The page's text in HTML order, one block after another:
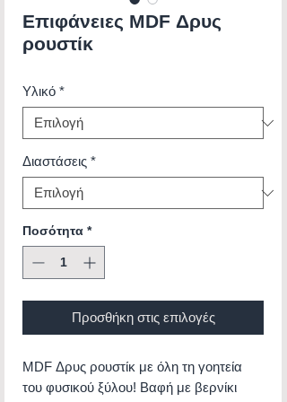
Επιφάνειες MDF Δρυς
ρουστίκ
Υλικό *
Διαστάσεις *
Ποσότητα *
Προσθήκη στις επιλογές
MDF Δρυς ρουστίκ με όλη τη γοητεία
του φυσικού ξύλου! Βαφή με βερνίκι